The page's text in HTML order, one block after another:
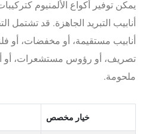
يمكن توفير أكواع الألمنيوم
أنابيب التبريد الجاهزة. قد
أنابيب مستقيمة، أو مخفضات، أو
تصريف، أو رؤوس مستشعرات، أو
ملحومة.
خيار مخصص